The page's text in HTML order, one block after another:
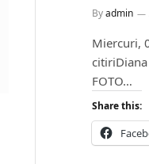
Byadmin
Miercuri,
FOTO…
Share this: